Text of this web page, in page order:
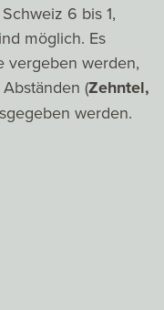
6 bis 1,
möglich. Es
vergeben werden,
(Zehntel,
werden.